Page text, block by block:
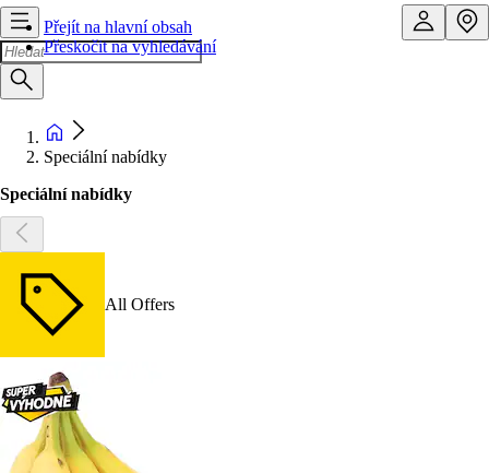
Přejít na hlavní obsah
Přeskočit na vyhledávání
Speciální nabídky
Speciální nabídky
All Offers